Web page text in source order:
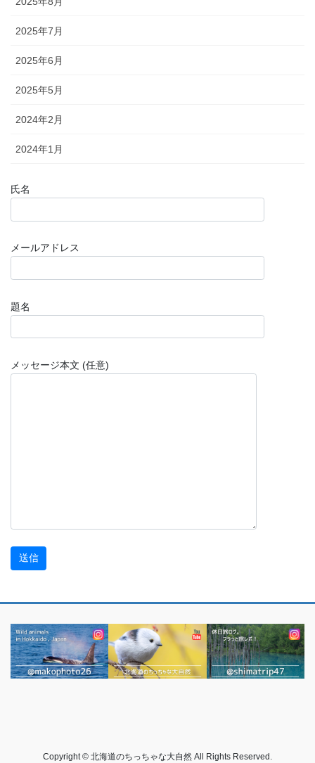
2025年7月
2025年6月
2025年5月
2024年2月
2024年1月
氏名
メールアドレス
題名
メッセージ本文 (任意)
Copyright © 北海道のちっちゃな大自然 All Rights Reserved.